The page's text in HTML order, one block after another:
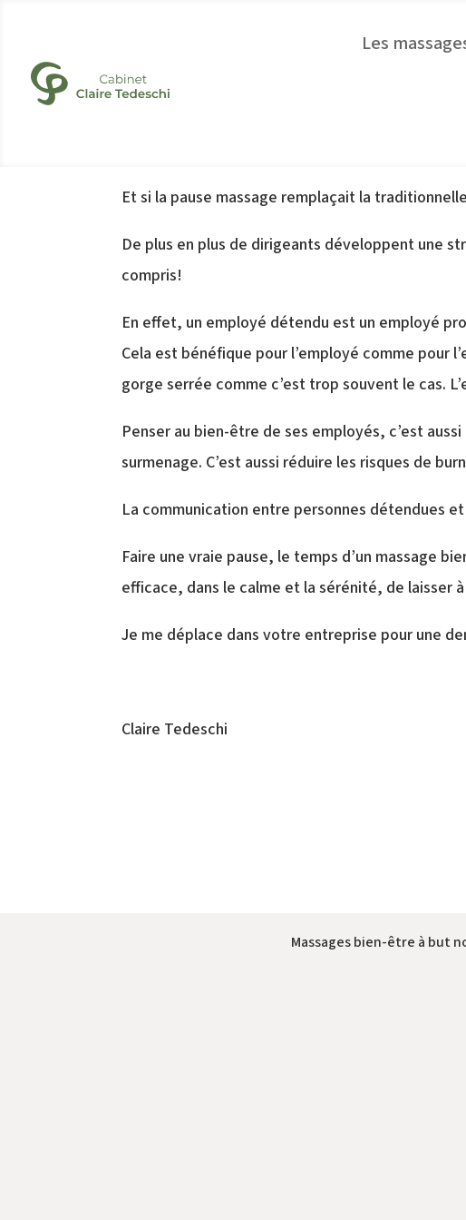
Les
Et si la pause massage remplaçait la
De plus en plus de dirigeants développent une
compris!
En effet, un employé détendu est un employé
Cela est bénéfique pour l’employé comme pour
gorge serrée comme c’est trop souvent le cas.
Penser au bien-être de ses employés, c’est
surmenage. C’est aussi réduire les risques de
La communication entre personnes détendues
Faire une vraie pause, le temps d’un massage
efficace, dans le calme et la sérénité, de laisser
Je me déplace dans votre entreprise pour une
Claire Tedeschi
Massages bien-être à but